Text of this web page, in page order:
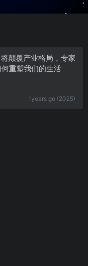
颠覆产业格局，专家
重塑我们的生活
1years go (2025)